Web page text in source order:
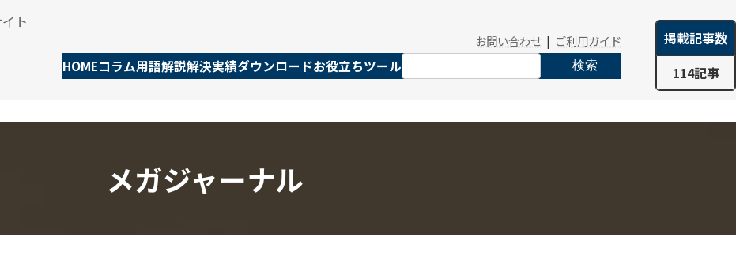
ト
お問い合わせ| ご利用ガイド
HOMEコラム用語解説解決実績ダウンロードお役立ちツール 検索
掲載記事数
114記事
メガジャーナル